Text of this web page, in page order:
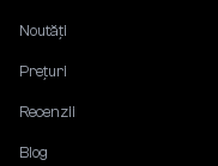
Noutăți
Prețuri
Recenzii
Blog